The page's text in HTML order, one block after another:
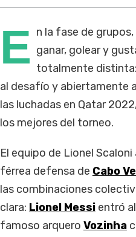
E n la fase de
ganar, golear y
totalmente
al desafío y abiertamente
las luchadas en Qatar
los mejores del torneo.
El equipo de Lionel
férrea defensa de Cabo
las combinaciones
clara: Lionel Messientró al
famoso arquero Vozinha